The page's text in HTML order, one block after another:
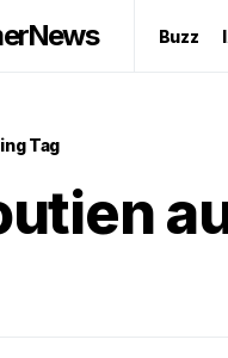
Buzz
Tag